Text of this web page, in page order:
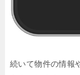
続いて物件の情報